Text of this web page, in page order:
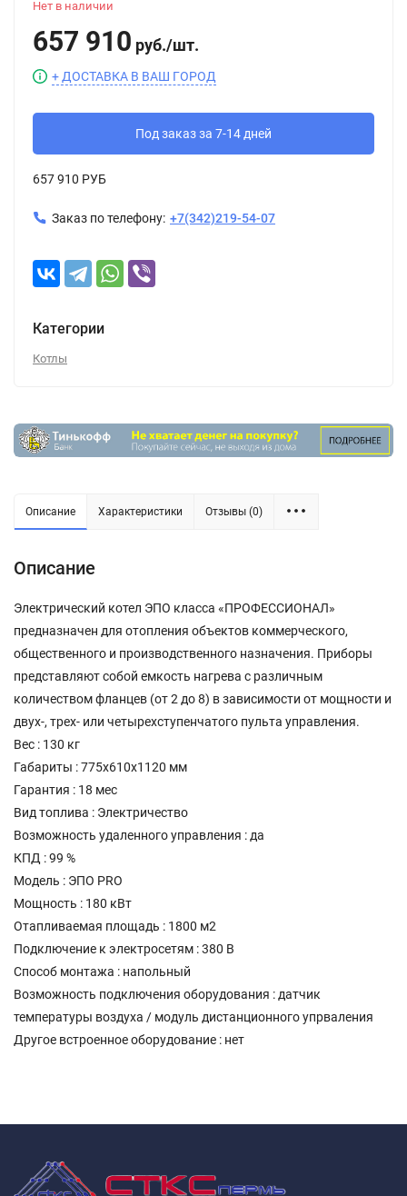
Нет в наличии
657 910 руб./шт.
+ ДОСТАВКА В ВАШ ГОРОД
Под заказ за 7-14 дней
657 910 РУБ
Заказ по телефону: +7(342)219-54-07
Категории
Котлы
Описание Характеристики Отзывы (0)
Описание
Электрический котел ЭПО класса «ПРОФЕССИОНАЛ»
предназначен для отопления объектов коммерческого,
общественного и производственного назначения. Приборы
представляют собой емкость нагрева с различным
количеством фланцев (от 2 до 8) в зависимости от мощности и
двух-, трех- или четырехступенчатого пульта управления.
Вес : 130 кг
Габариты : 775х610х1120 мм
Гарантия : 18 мес
Вид топлива : Электричество
Возможность удаленного управления : да
КПД : 99 %
Модель : ЭПО PRO
Мощность : 180 кВт
Отапливаемая площадь : 1800 м2
Подключение к электросетям : 380 В
Способ монтажа : напольный
Возможность подключения оборудования : датчик
температуры воздуха / модуль дистанционного упрваления
Другое встроенное оборудование : нет